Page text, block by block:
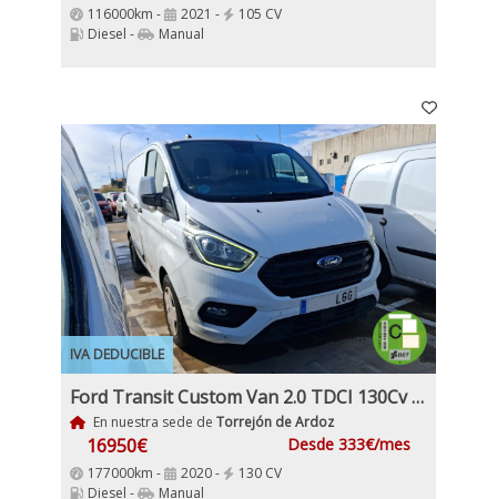
116000km - 2021 -
105 CV
Diesel -
Manual
IVA DEDUCIBLE
Ford Transit Custom Van 2.0 TDCI 130Cv 320 L1 Etiqueta C IVA y Garantía Incl
En nuestra sede de Torrejón de Ardoz
16950€ Desde 333€/mes
177000km - 2020 -
130 CV
Diesel -
Manual